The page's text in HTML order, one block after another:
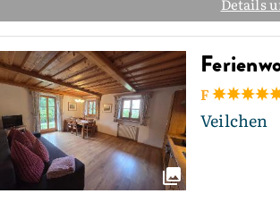
F
Veilchen